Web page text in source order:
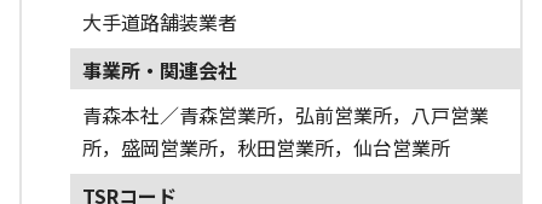
大手道路舗装業者
事業所・関連会社
青森本社／青森営業所，弘前営業所，八戸営業
所，盛岡営業所，秋田営業所，仙台営業所
TSRコード